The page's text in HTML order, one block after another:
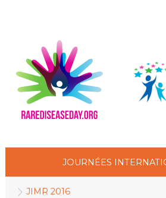
JOURNÉES
JIMR 2016